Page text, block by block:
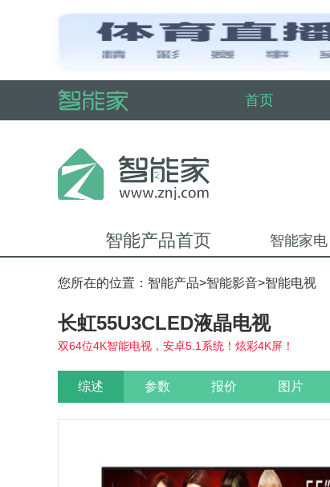
首页
智能产品首页 智能家电
您所在的位置： 智能产品>智能影音>智能电视
长虹55U3CLED液晶电视
双64位4K智能电视，安卓5.1系统！炫彩4K屏！
综述 参数 报价 图片